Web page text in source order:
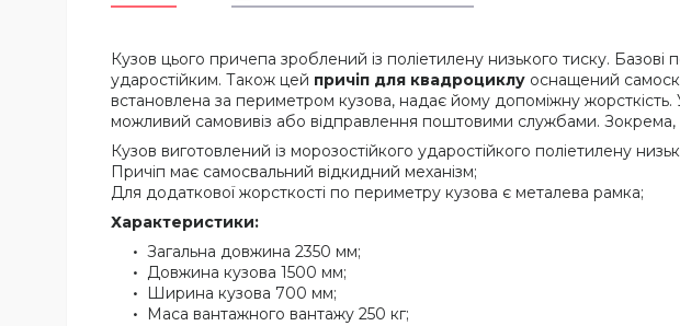
Кузов цього причепа зроблений із поліетилену низького тиску.
ударостійким. Також цей причіп для квадроциклу оснащений
встановлена за периметром кузова, надає йому допоміжну жорсткість.
можливий самовивіз або відправлення поштовими службами. Зокрема,
Кузов виготовлений із морозостійкого ударостійкого поліетилену
Причіп має самосвальний відкидний механізм;
Для додаткової жорсткості по периметру кузова є металева рамка;
Характеристики:
Загальна довжина 2350 мм;
Довжина кузова 1500 мм;
Ширина кузова 700 мм;
Маса вантажного вантажу 250 кг;